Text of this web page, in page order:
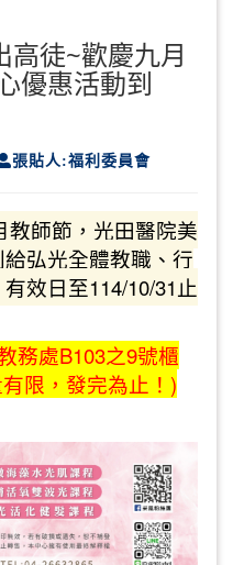
高徒~歡慶九月
優惠活動到
張貼人:福利委員會
教師節，光田醫院美
弘光全體教職、行
效日至114/10/31止
務處B103之9號櫃
限，發完為止！)